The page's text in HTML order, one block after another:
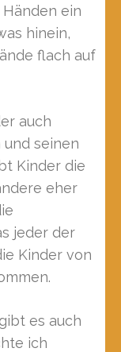
Händen ein
hinein,
flach auf
auch
seinen
Kinder die
eher
jeder der
Kinder von
es auch
ich